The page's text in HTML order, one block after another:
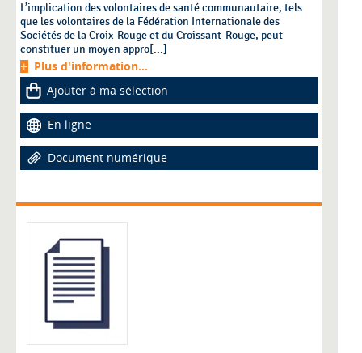
L’implication des volontaires de santé communautaire, tels
que les volontaires de la Fédération Internationale des
Sociétés de la Croix-Rouge et du Croissant-Rouge, peut
constituer un moyen appro[...]
Plus d'information...
Ajouter à ma sélection
En ligne
Document numérique